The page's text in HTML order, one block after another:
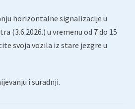
horizontalne signalizacije u
(3.6.2026.) u vremenu od 7 do 15
svoja vozila iz stare jezgre u
i suradnji.